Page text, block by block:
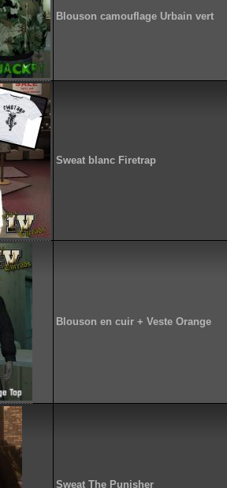
Blouson camouflage Urbain vert
Sweat blanc Firetrap
Blouson en cuir + Veste Orange
Sweat The Punisher